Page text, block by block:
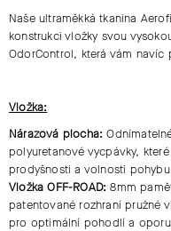
Naše ultraměkká tkanina
konstrukci vložky svou
OdorControl, která vám navíc
Vložka:
Nárazová plocha:
polyuretanové vycpávky,
prodyšnosti a volnosti
Vložka OFF-ROAD: 8mm
patentované rozhraní pružné
pro optimální pohodlí a